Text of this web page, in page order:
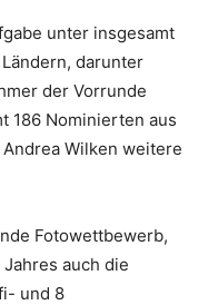
unter insgesamt
darunter
der Vorrunde
186 Nominierten aus
Wilken weitere
Fotowettbewerb,
auch die
und 8